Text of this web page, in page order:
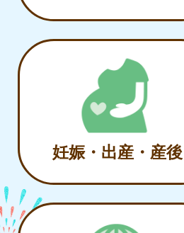
妊娠・出産・産後